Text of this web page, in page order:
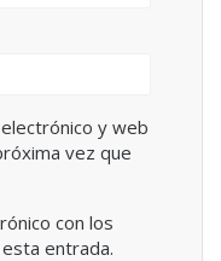
y web
vez que
con los
entrada.